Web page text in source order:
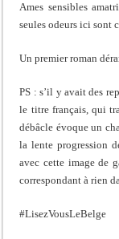
Ames sensibles
seules odeurs ici sont
Un premier roman
PS : s’il y avait des
le titre français, qui
débâcle évoque un
la lente progression
avec cette image de
correspondant à rien
#LisezVousLeBelge